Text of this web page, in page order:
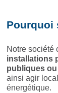
Pourquoi
Notre société
installations
publiques
ainsi agir
énergétique.